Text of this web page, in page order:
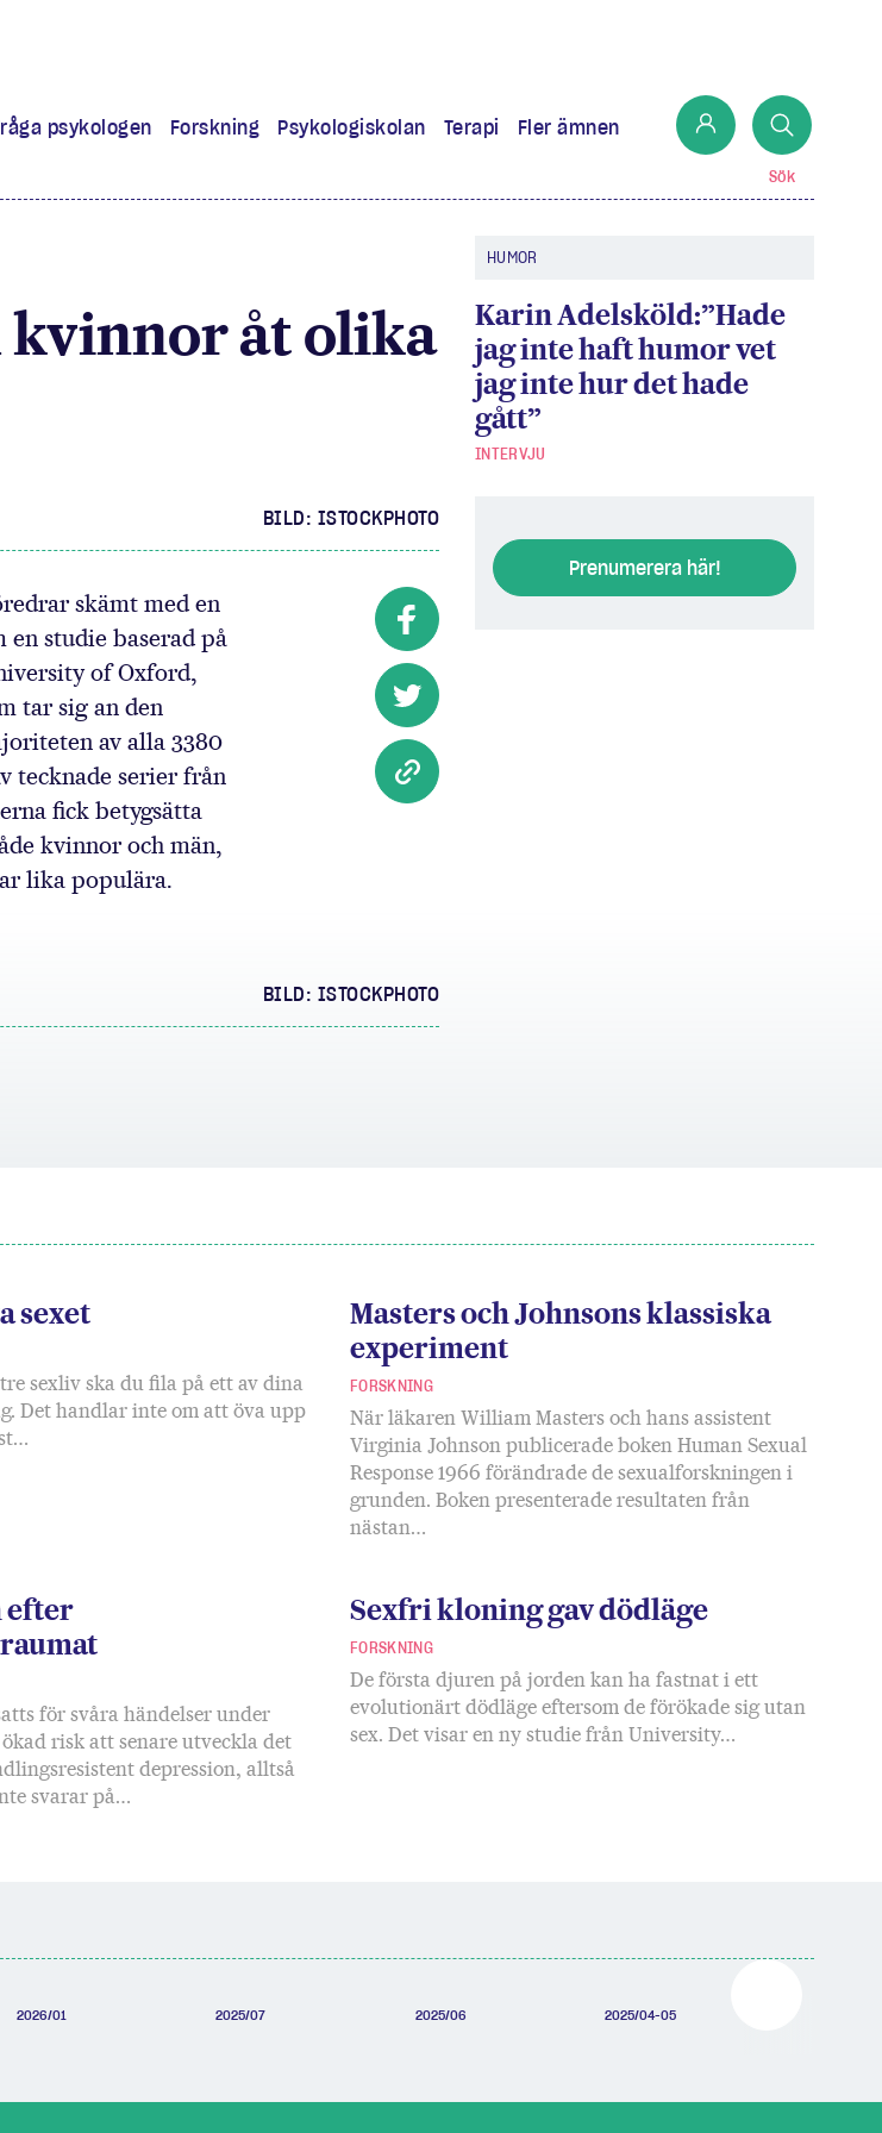
psykologen Forskning Psykologiskolan Terapi Fler ämnen
Sök
åt olika
BILD: ISTOCKPHOTO
skämt med en
studie baserad på
of Oxford,
tar sig an den
av alla 3380
tecknade serier från
fick betygsätta
kvinnor och män,
lika populära.
BILD: ISTOCKPHOTO
HUMOR
Karin Adelsköld:”Hade
jag inte haft humor vet
jag inte hur det hade
gått”
INTERVJU
Prenumerera här!
sexet
sexliv ska du fila på ett av dina
Det handlar inte om att öva upp
Masters och Johnsons klassiska
experiment
FORSKNING
När läkaren William Masters och hans assistent
Virginia Johnson publicerade boken Human Sexual
Response 1966 förändrade de sexualforskningen i
grunden. Boken presenterade resultaten från
nästan…
efter
för svåra händelser under
risk att senare utveckla det
depression, alltså
svarar på…
Sexfri kloning gav dödläge
FORSKNING
De första djuren på jorden kan ha fastnat i ett
evolutionärt dödläge eftersom de förökade sig utan
sex. Det visar en ny studie från University…
2026/01 2025/07 2025/06 2025/04-05